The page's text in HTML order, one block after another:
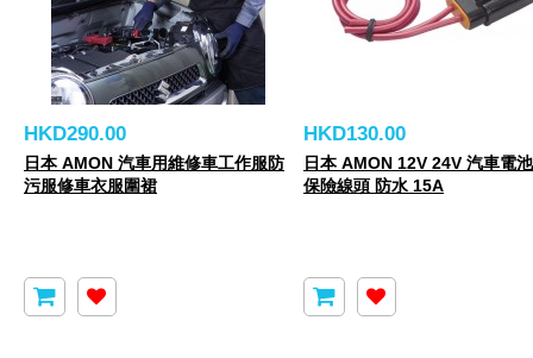
HKD290.00
日本 AMON 汽車用維修車工作服防
污服修車衣服圍裙
HKD130.00
日本 AMON 12V 24V 汽車電
保險線頭 防水 15A